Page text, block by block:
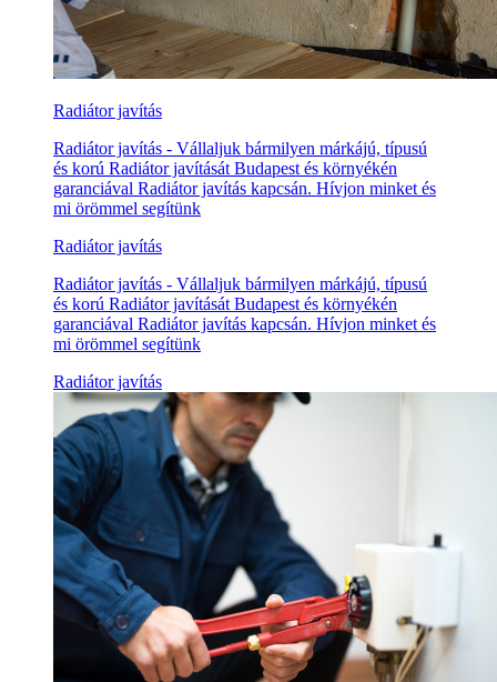
Radiátor javítás
Radiátor javítás - Vállaljuk bármilyen márkájú, típusú
és korú Radiátor javítását Budapest és környékén
garanciával Radiátor javítás kapcsán. Hívjon minket és
mi örömmel segítünk
Radiátor javítás
Radiátor javítás - Vállaljuk bármilyen márkájú, típusú
és korú Radiátor javítását Budapest és környékén
garanciával Radiátor javítás kapcsán. Hívjon minket és
mi örömmel segítünk
Radiátor javítás